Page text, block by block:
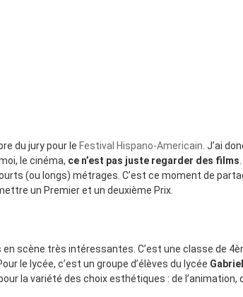
du jury pour le Festival Hispano-Americain . J’ai
le cinéma, ce n’est pas juste regarder des films
(ou longs) métrages. C’est ce moment de
un Premier et un deuxième Prix.
en scène très intéressantes. C’est une classe de
le lycée, c’est un groupe d’élèves du lycée
la variété des choix esthétiques : de